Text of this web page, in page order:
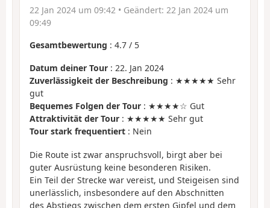
22 Jan 2024 um 09:42 • Geändert: 22 Jan 2024 um
09:49
Gesamtbewertung : 4.7 / 5
Datum deiner Tour : 22. Jan 2024
Zuverlässigkeit der Beschreibung : ★★★★★ Sehr
gut
Bequemes Folgen der Tour : ★★★★☆ Gut
Attraktivität der Tour : ★★★★★ Sehr gut
Tour stark frequentiert : Nein
Die Route ist zwar anspruchsvoll, birgt aber bei
guter Ausrüstung keine besonderen Risiken.
Ein Teil der Strecke war vereist, und Steigeisen sind
unerlässlich, insbesondere auf den Abschnitten
des Abstiegs zwischen dem ersten Gipfel und dem